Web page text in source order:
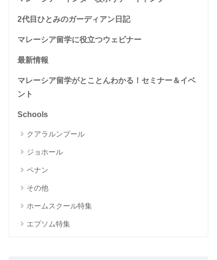
2代目ひとみのガーディアン日記
マレーシア留学に役立つウェビナー
最新情報
マレーシア留学がとことんわかる！セミナー＆イベ
ント
Schools
クアラルンプール
ジョホール
ペナン
その他
ホームスクール特集
エプソム特集